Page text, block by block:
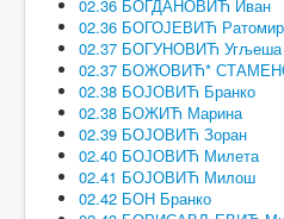
02.36 БОГДАНОВИЋ Иван
02.36 БОГОЈЕВИЋ Ратомир
02.37 БОГУНОВИЋ Угљеша
02.37 БОЖОВИЋ*
02.38 БОЈОВИЋ Бранко
02.38 БОЖИЋ Марина
02.39 БОЈОВИЋ Зоран
02.40 БОЈОВИЋ Милета
02.41 БОЈОВИЋ Милош
02.42 БОН Бранко